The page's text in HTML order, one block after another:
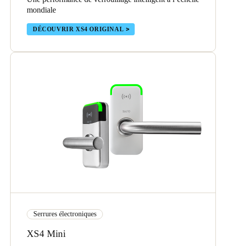
mondiale
DÉCOUVRIR XS4 ORIGINAL
Serrures électroniques
XS4 Mini